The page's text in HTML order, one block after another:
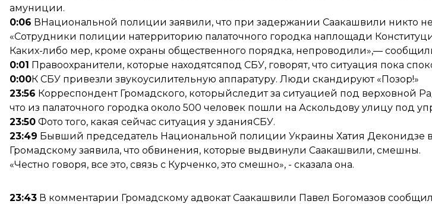
амуниции.
0:06 ВНациональной полиции заявили, что при задержании Саакашвили никто
«Сотрудники полиции натерриторию палаточного городка наплощади
Каких-либо мер, кроме охраны общественного порядка, непроводили»,—
0:01 Правоохранители, которые находятсяпод СБУ, говорят, что ситуация пока
0:00К СБУ привезли звукоусилительную аппаратуру. Люди скандируют «Позор!»
23:56 Корреспондент Громадского, которыйследит за ситуацией под верховной
что из палаточного городка около 500 человек пошли на Аскольдову улицу под
23:50 Фото того, какая сейчас ситуация у зданияСБУ.
23:49 Бывший председатель Национальной полиции Украины Хатия Деконидзе
Громадскому заявила, что обвинения, которые выдвинули Саакашвили, смешны.
«Честно говоря, все это, связь с Курченко, это смешно», - сказала она.
23:43 В комментарии Громадскому адвокат Саакашвили Павел Богомазов